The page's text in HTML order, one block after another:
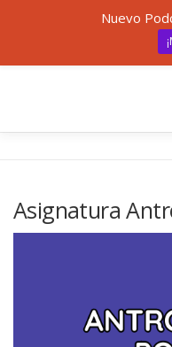
🎙 ANTRÓPODAS
Asignatura
Nuevo